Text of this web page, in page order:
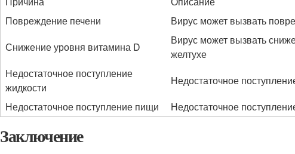
Повреждение печени
Вирус может вызвать
Снижение уровня витамина D
Вирус может вызвать
желтухе
Недостаточное поступление
жидкости
Недостаточное
Недостаточное поступление пищи
Недостаточное
Заключение